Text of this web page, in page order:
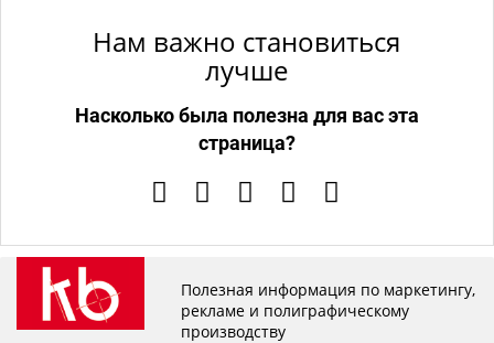
Нам важно становиться
лучше
Насколько была полезна для вас эта
страница?
Полезная информация по маркетингу,
рекламе и полиграфическому
производству